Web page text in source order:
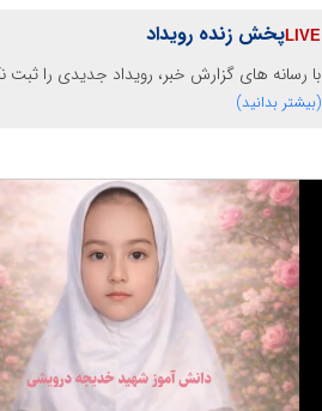
پخش زنده رویداد
با رسانه های گزارش خبر، رویداد جدیدی را ثبت
(بیشتر بدانید)